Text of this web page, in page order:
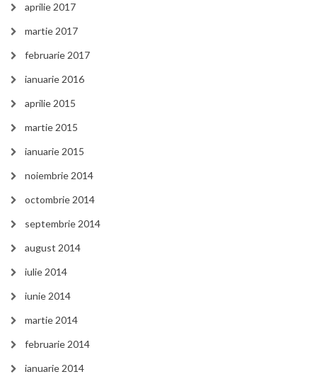
aprilie 2017
martie 2017
februarie 2017
ianuarie 2016
aprilie 2015
martie 2015
ianuarie 2015
noiembrie 2014
octombrie 2014
septembrie 2014
august 2014
iulie 2014
iunie 2014
martie 2014
februarie 2014
ianuarie 2014